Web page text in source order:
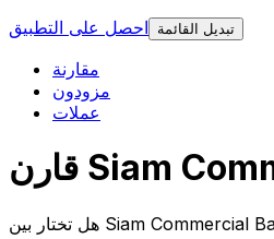
احصل على التطبيق
تبديل القائمة
مقارنة
مزودون
عملات